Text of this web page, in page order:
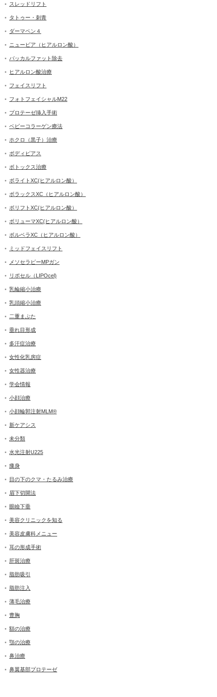
スレッドリフト
タトゥー・刺青
ダーマペン４
ニュービア（ヒアルロン酸）
バッカルファット除去
ヒアルロン酸治療
フェイスリフト
フォトフェイシャルM22
プロテーゼ挿入手術
ベビーコラーゲン療法
ホクロ（黒子）治療
ボディピアス
ボトックス治療
ボライトXC(ヒアルロン酸）
ボラックスXC（ヒアルロン酸）
ボリフトXC(ヒアルロン酸）
ボリューマXC(ヒアルロン酸）
ボルベラXC（ヒアルロン酸）
ミッドフェイスリフト
メソセラピーMPガン
リポセル（LIPOcel)
乳輪縮小治療
乳頭縮小治療
二重まぶた
垂れ目形成
多汗症治療
女性化乳房症
女性器治療
学会情報
小顔治療
小顔輪郭注射MLM®
新ケアシス
未分類
水光注射U225
痩身
目の下のクマ・たるみ治療
眉下切開法
眼瞼下垂
美容クリニックを知る
美容皮膚科メニュー
耳の形成手術
肝斑治療
脂肪吸引
脂肪注入
薄毛治療
豊胸
額の治療
顎の治療
鼻治療
鼻翼基部プロテーゼ